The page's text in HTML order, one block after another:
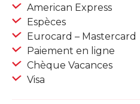
American Express
Espèces
Eurocard – Mastercard
Paiement en ligne
Chèque Vacances
Visa